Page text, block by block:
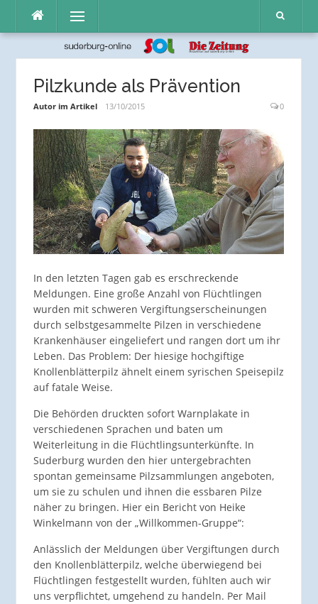
Inhalt
Menü
Pilzkunde als Prävention
Autor im Artikel 13/10/2015 0
In den letzten Tagen gab es erschreckende
Meldungen. Eine große Anzahl von Flüchtlingen
wurden mit schweren Vergiftungserscheinungen
durch selbstgesammelte Pilzen in verschiedene
Krankenhäuser eingeliefert und rangen dort um ihr
Leben. Das Problem: Der hiesige hochgiftige
Knollenblätterpilz ähnelt einem syrischen Speisepilz
auf fatale Weise.
Die Behörden druckten sofort Warnplakate in
verschiedenen Sprachen und baten um
Weiterleitung in die Flüchtlingsunterkünfte. In
Suderburg wurden den hier untergebrachten
spontan gemeinsame Pilzsammlungen angeboten,
um sie zu schulen und ihnen die essbaren Pilze
näher zu bringen. Hier ein Bericht von Heike
Winkelmann von der „Willkommen-Gruppe“:
Anlässlich der Meldungen über Vergiftungen durch
den Knollenblätterpilz, welche überwiegend bei
Flüchtlingen festgestellt wurden, fühlten auch wir
uns verpflichtet, umgehend zu handeln. Per Mail